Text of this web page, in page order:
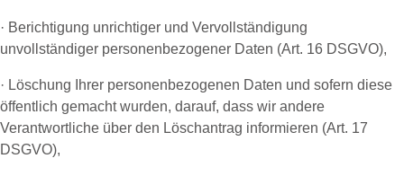
· Berichtigung unrichtiger und Vervollständigung
unvollständiger personenbezogener Daten (Art. 16 DSGVO),
· Löschung Ihrer personenbezogenen Daten und sofern diese
öffentlich gemacht wurden, darauf, dass wir andere
Verantwortliche über den Löschantrag informieren (Art. 17
DSGVO),